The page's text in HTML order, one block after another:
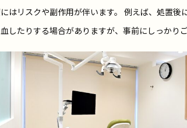
はリスクや副作用が伴います。 例えば、処置
したりする場合がありますが、事前にしっかり